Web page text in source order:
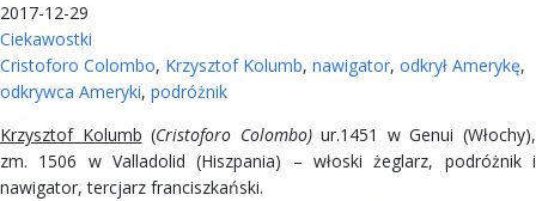
2017-12-29
Ciekawostki
Cristoforo Colombo, Krzysztof Kolumb, nawigator, odkrył Amerykę,
odkrywca Ameryki, podróżnik
Krzysztof Kolumb (Cristoforo Colombo)ur.1451 w Genui (Włochy),
zm. 1506 w Valladolid (Hiszpania) – włoski żeglarz, podróżnik i
nawigator, tercjarz franciszkański.